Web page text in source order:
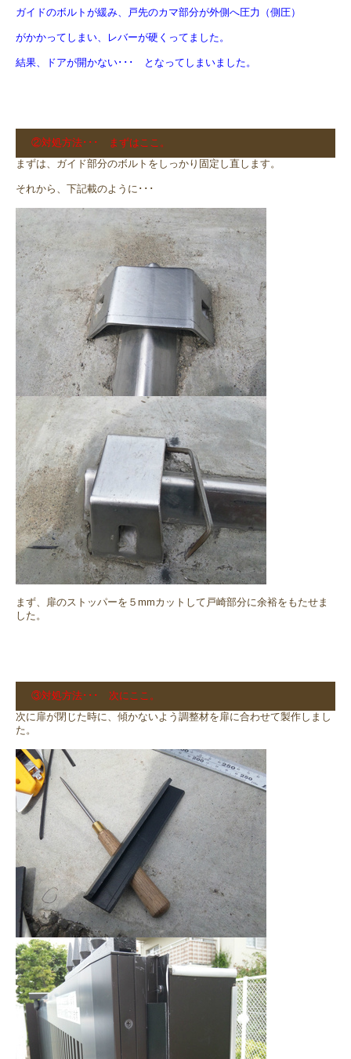
ガイドのボルトが緩み、戸先のカマ部分が外側へ圧力（側圧）
がかかってしまい、レバーが硬くってました。
結果、ドアが開かない･･･ となってしまいました。
②対処方法･･･ まずはここ。
まずは、ガイド部分のボルトをしっかり固定し直します。
それから、下記載のように･･･
まず、扉のストッパーを５mmカットして戸崎部分に余裕をもたせま
した。
③対処方法･･･ 次にここ。
次に扉が閉じた時に、傾かないよう調整材を扉に合わせて製作しまし
た。